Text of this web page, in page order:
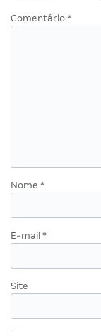
Comentário *
Nome *
E-mail *
Site